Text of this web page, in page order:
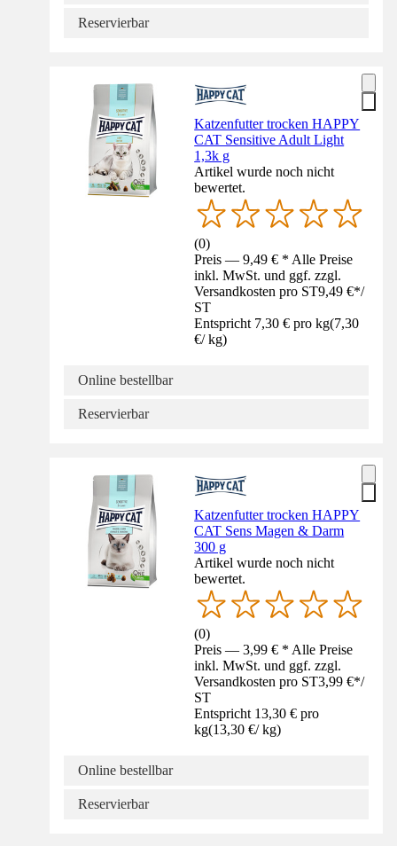
Reservierbar
Katzenfutter trocken HAPPY
CAT Sensitive Adult Light
1,3k g
Artikel wurde noch nicht
bewertet.
(0)
Preis — 9,49 € * Alle Preise
inkl. MwSt. und ggf. zzgl.
Versandkosten pro ST9,49 €*/
ST
Entspricht 7,30 € pro kg(7,30
€/ kg)
Online bestellbar
Reservierbar
Katzenfutter trocken HAPPY
CAT Sens Magen & Darm
300 g
Artikel wurde noch nicht
bewertet.
(0)
Preis — 3,99 € * Alle Preise
inkl. MwSt. und ggf. zzgl.
Versandkosten pro ST3,99 €*/
ST
Entspricht 13,30 € pro
kg(13,30 €/ kg)
Online bestellbar
Reservierbar